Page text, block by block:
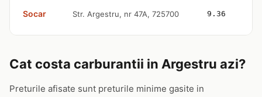
Socar Str. Argestru, nr 47A, 725700 9.36
Cat costa carburantii in Argestru azi?
Preturile afisate sunt preturile minime gasite in